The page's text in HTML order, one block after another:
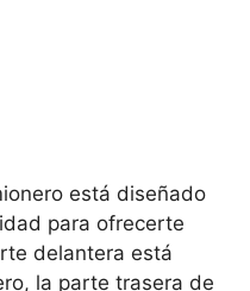
está diseñado
para ofrecerte
delantera está
la parte trasera de